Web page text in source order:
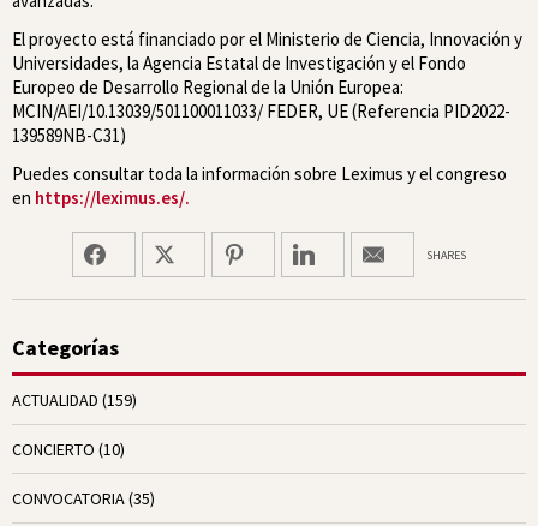
El proyecto está financiado por el Ministerio de Ciencia, Innovación y
Universidades, la Agencia Estatal de Investigación y el Fondo
Europeo de Desarrollo Regional de la Unión Europea:
MCIN/AEI/10.13039/501100011033/ FEDER, UE (Referencia PID2022-
139589NB-C31)
Puedes consultar toda la información sobre Leximus y el congreso
en https://leximus.es/.
SHARES
Categorías
ACTUALIDAD (159)
CONCIERTO (10)
CONVOCATORIA(35)